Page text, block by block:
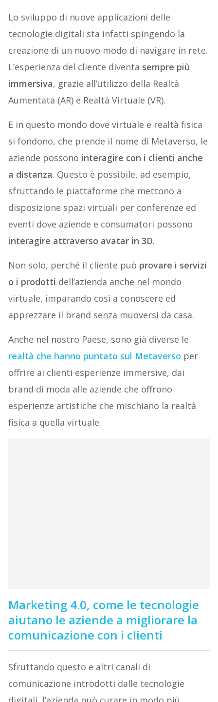
Lo sviluppo di nuove applicazioni delle
tecnologie digitali sta infatti spingendo la
creazione di un nuovo modo di navigare in rete.
L’esperienza del cliente diventa sempre più
immersiva, grazie all’utilizzo della Realtà
Aumentata (AR) e Realtà Virtuale (VR).
E in questo mondo dove virtuale e realtà fisica
si fondono, che prende il nome di Metaverso, le
aziende possono interagire con i clienti anche
a distanza. Questo è possibile, ad esempio,
sfruttando le piattaforme che mettono a
disposizione spazi virtuali per conferenze ed
eventi dove aziende e consumatori possono
interagire attraverso avatar in 3D.
Non solo, perché il cliente può provare i servizi
o i prodotti dell’azienda anche nel mondo
virtuale, imparando così a conoscere ed
apprezzare il brand senza muoversi da casa.
Anche nel nostro Paese, sono già diverse le
realtà che hanno puntato sul Metaverso per
offrire ai clienti esperienze immersive, dai
brand di moda alle aziende che offrono
esperienze artistiche che mischiano la realtà
fisica a quella virtuale.
Marketing 4.0, come le tecnologie
aiutano le aziende a migliorare la
comunicazione con i clienti
Sfruttando questo e altri canali di
comunicazione introdotti dalle tecnologie